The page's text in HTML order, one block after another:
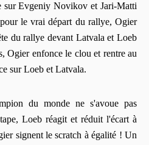
sur Evgeniy Novikov et Jari-Matti
le vrai départ du rallye, Ogier
du rallye devant Latvala et Loeb
Ogier enfonce le clou et rentre au
sur Loeb et Latvala.
du monde ne s'avoue pas
Loeb réagit et réduit l'écart à
signent le scratch à égalité ! Un